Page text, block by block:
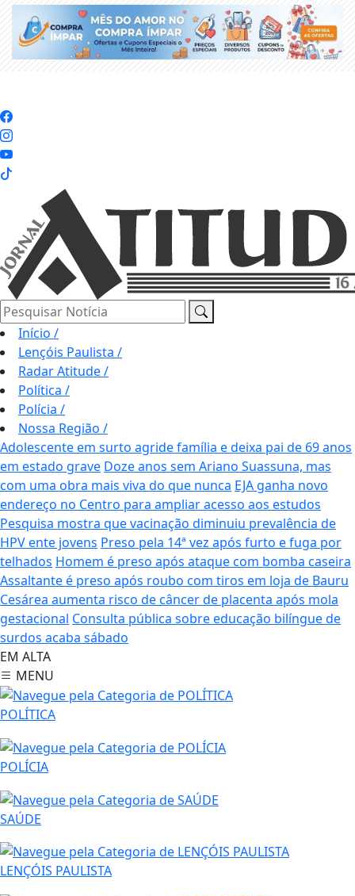
Pesquisar Notícia
Início /
Lençóis Paulista /
Radar Atitude/
Política /
Polícia /
Nossa Região /
Adolescente em surto agride família e deixa pai de 69 anos
em estado grave Doze anos sem Ariano Suassuna, mas
com uma obra mais viva do que nunca EJA ganha novo
endereço no Centro para ampliar acesso aos estudos
Pesquisa mostra que vacinação diminuiu prevalência de
HPV ente jovens Preso pela 14ª vez após furto e fuga por
telhados Homem é preso após ataque com bomba caseira
Assaltante é preso após roubo com tiros em loja de Bauru
Cesárea aumenta risco de câncer de placenta após mola
gestacional Consulta pública sobre educação bilíngue de
surdos acaba sábado
EM ALTA
MENU
POLÍTICA
POLÍCIA
SAÚDE
LENÇÓIS PAULISTA